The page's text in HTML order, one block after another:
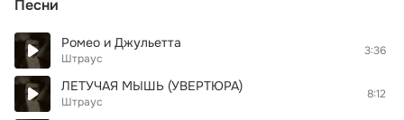
Песни
Ромео и Джульетта
Штраус
3:36
ЛЕТУЧАЯ МЫШЬ (УВЕРТЮРА)
Штраус
8:12